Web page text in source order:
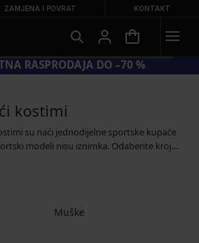
ZAMJENA I POVRAT KONTAKT
= GRUDNJACI −20 %
kostimi
su naći jednodijelne sportske kupaće
modeli nisu iznimka. Odaberite kroj
krojeva ili dužim nogavicama.
Muške